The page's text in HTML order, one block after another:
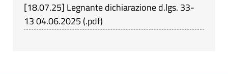
[18.07.25] Legnante dichiarazione d.lgs. 33-
13 04.06.2025 (.pdf)